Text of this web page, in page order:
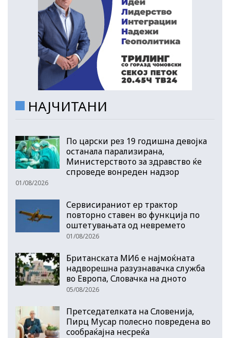
НАЈЧИТАНИ
По царски рез 19 годишна девојка
останала парализирана,
Министерството за здравство ќе
спроведе вонреден надзор
01/08/2026
Сервисираниот ер трактор
повторно ставен во функција по
оштетувањата од невремето
01/08/2026
Британската МИ6 е најмоќната
надворешна разузнавачка служба
во Европа, Словачка на дното
05/08/2026
Претседателката на Словенија,
Пирц Мусар полесно повредена во
сообраќајна несреќа